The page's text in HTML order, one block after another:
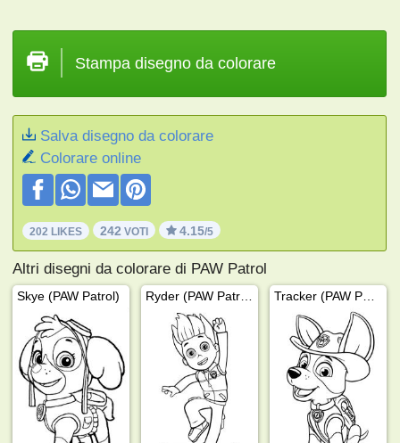
Stampa disegno da colorare
Salva disegno da colorare
Colorare online
202 LIKES 242 VOTI 4.15/5
Altri disegni da colorare di PAW Patrol
Skye (PAW Patrol)